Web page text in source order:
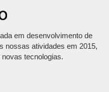
em desenvolvimento de
nossas atividades em 2015,
tecnologias.